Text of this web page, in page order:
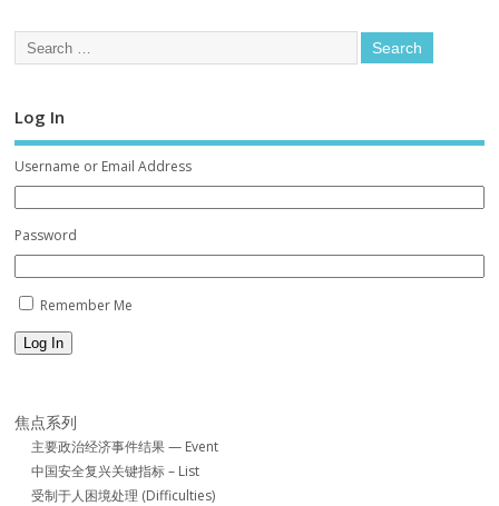
Log In
Username or Email Address
Password
Remember Me
Log In
焦点系列
主要政治经济事件结果 — Event
中国安全复兴关键指标 – List
受制于人困境处理 (Difficulties)